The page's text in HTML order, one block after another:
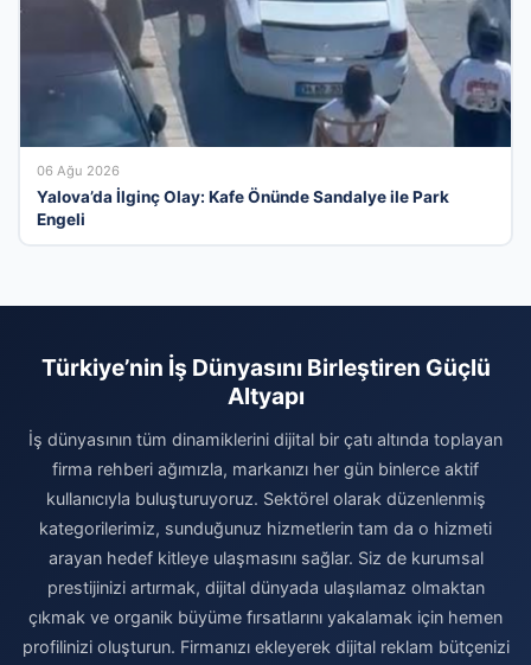
06 Ağu 2026
Yalova’da İlginç Olay: Kafe Önünde Sandalye ile Park
Engeli
Türkiye’nin İş Dünyasını Birleştiren Güçlü
Altyapı
İş dünyasının tüm dinamiklerini dijital bir çatı altında toplayan
firma rehberi ağımızla, markanızı her gün binlerce aktif
kullanıcıyla buluşturuyoruz. Sektörel olarak düzenlenmiş
kategorilerimiz, sunduğunuz hizmetlerin tam da o hizmeti
arayan hedef kitleye ulaşmasını sağlar. Siz de kurumsal
prestijinizi artırmak, dijital dünyada ulaşılamaz olmaktan
çıkmak ve organik büyüme fırsatlarını yakalamak için hemen
profilinizi oluşturun. Firmanızı ekleyerek dijital reklam bütçenizi